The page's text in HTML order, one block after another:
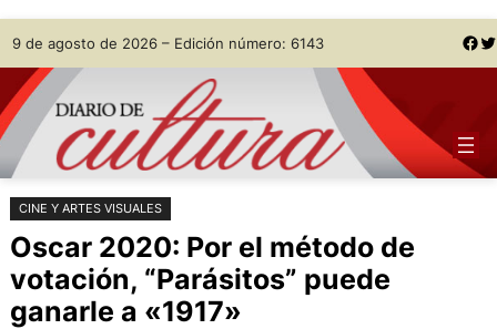
Saltar
al
contenido
Skip
to
content
9 de agosto de 2026 – Edición número: 6143 Facebook Twitter
CINE Y ARTES VISUALES
Oscar 2020: Por el método de
votación, “Parásitos” puede
ganarle a «1917»